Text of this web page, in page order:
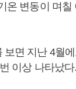
온 변동이 며칠
보면 지난 4월
이상 나타났다.